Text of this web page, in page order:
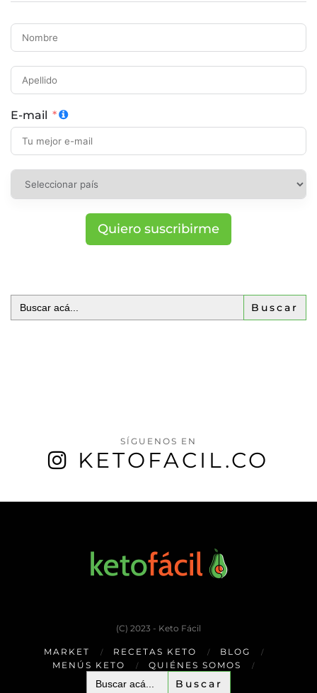
E-mail
Quiero suscribirme
Buscar:
SÍGUENOS EN
KETOFACIL.CO
(C) 2023 - Keto Fácil
MARKET RECETAS KETO
BLOG
MENÚS KETO
QUIÉNES SOMOS
Buscar: